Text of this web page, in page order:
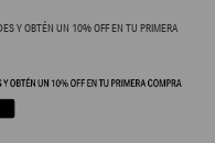
Y OBTÉN UN 10% OFF EN TU PRIMERA